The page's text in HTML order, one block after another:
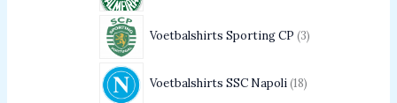
Voetbalshirts Sporting CP 3
Voetbalshirts SSC Napoli 18